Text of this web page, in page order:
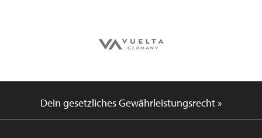
Dein gesetzliches Gewährleistungsrecht »